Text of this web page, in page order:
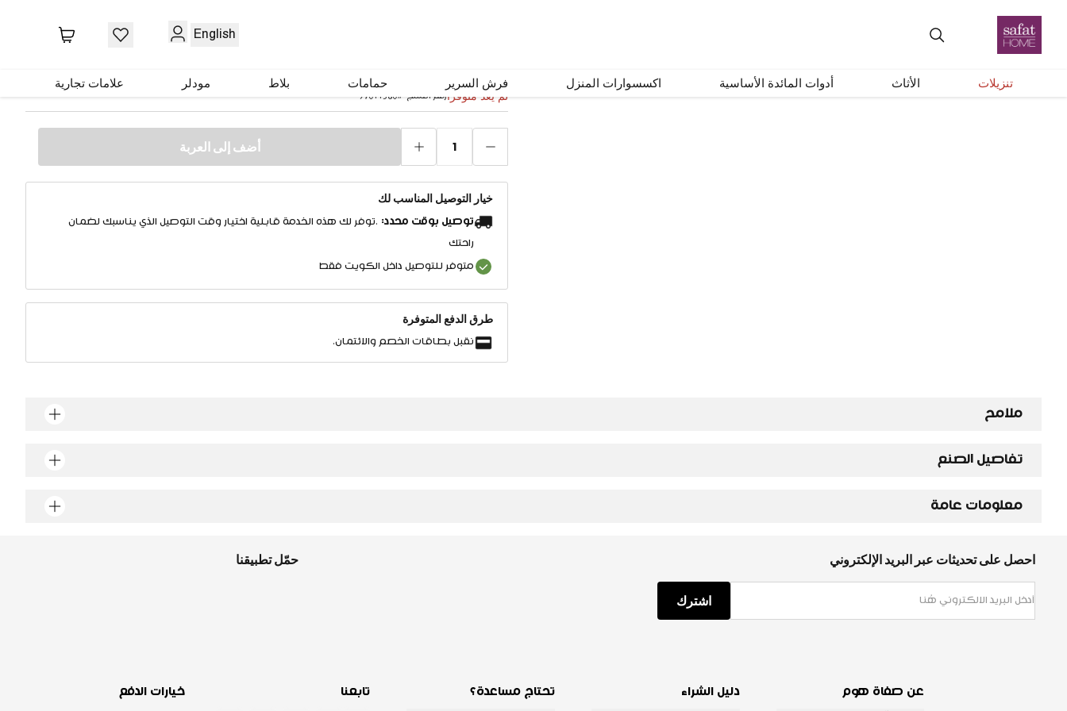
English
تنزيلات الأثاث أدوات المائدة الأساسية اكسسوارات المنزل فرش السرير حمامات بلاط مودلر علامات تجارية
لم يعد متوفرًارقم المنتج #
97011580
1 أضف إلى العربة
خيار التوصيل المناسب لك
توصيل بوقت محدد: .توفر لك هذه الخدمة قابلية اختيار وقت التوصيل الذي يناسبك لضمان
راحتك
متوفر للتوصيل داخل الكويت فقط
طرق الدفع المتوفرة
نقبل بطاقات الخصم والائتمان.
ملامح
تفاصيل الصنع
معلومات عامة
احصل على تحديثات عبر البريد الإلكتروني
اشترك
حمّل تطبيقنا
عن صفاة هوم دليل الشراء تحتاج مساعدة؟ تابعنا خيارات الدفع